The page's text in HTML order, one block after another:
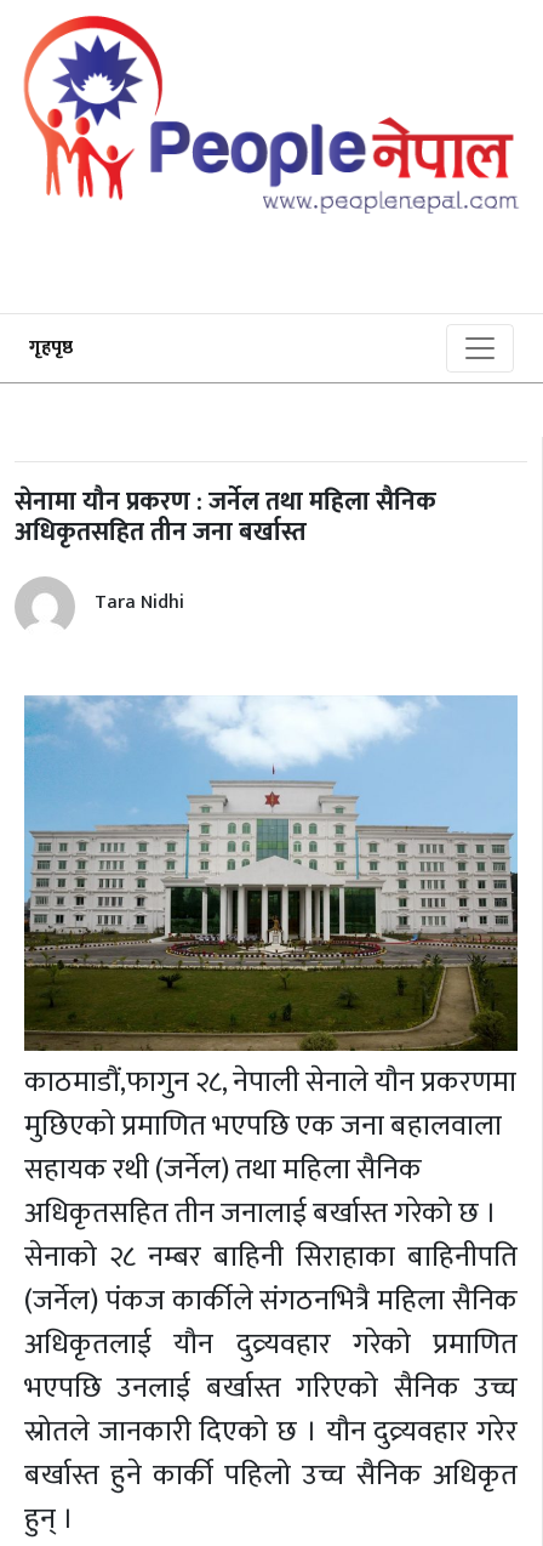
गृहपृष्ठ
सेनामा यौन प्रकरण : जर्नेल तथा महिला सैनिक
अधिकृतसहित तीन जना बर्खास्त
Tara Nidhi
काठमाडौं,फागुन २८,नेपाली सेनाले यौन प्रकरणमा
मुछिएको प्रमाणित भएपछि एक जना बहालवाला
सहायक रथी (जर्नेल) तथा महिला सैनिक
अधिकृतसहित तीन जनालाई बर्खास्त गरेको छ ।
सेनाको २८ नम्बर बाहिनी सिराहाका बाहिनीपति
(जर्नेल) पंकज कार्कीले संगठनभित्रै महिला सैनिक
अधिकृतलाई यौन दुव्र्यवहार गरेको प्रमाणित
भएपछि उनलाई बर्खास्त गरिएको सैनिक उच्च
स्रोतले जानकारी दिएको छ । यौन दुव्र्यवहार गरेर
बर्खास्त हुने कार्की पहिलो उच्च सैनिक अधिकृत
हुन् ।